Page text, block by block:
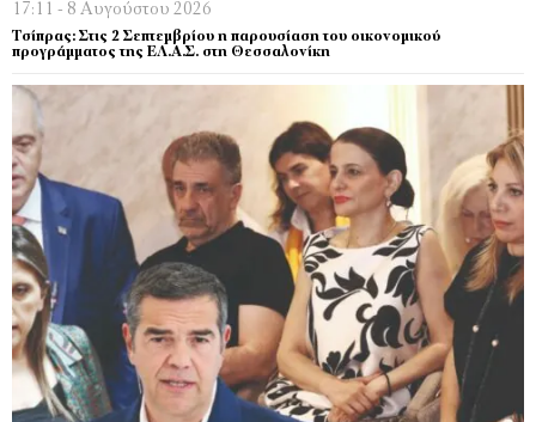
17:11 - 8 Αυγούστου 2026
Τσίπρας: Στις 2 Σεπτεμβρίου η παρουσίαση του οικονομικού
προγράμματος της ΕΛ.Α.Σ. στη Θεσσαλονίκη